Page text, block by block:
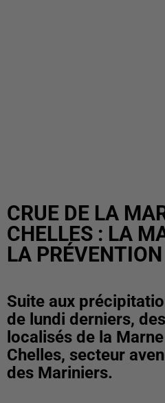
CRUE DE LA
CHELLES : LA
LA PRÉVENTION
Suite aux
de lundi derniers,
localisés de la
Chelles, secteur
des Mariniers.